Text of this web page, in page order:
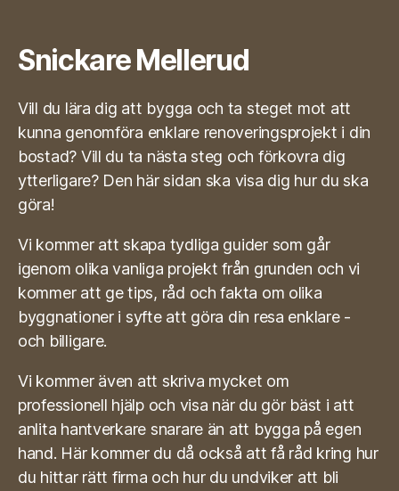
Snickare Mellerud
Vill du lära dig att bygga och ta steget mot att
kunna genomföra enklare renoveringsprojekt i din
bostad? Vill du ta nästa steg och förkovra dig
ytterligare? Den här sidan ska visa dig hur du ska
göra!
Vi kommer att skapa tydliga guider som går
igenom olika vanliga projekt från grunden och vi
kommer att ge tips, råd och fakta om olika
byggnationer i syfte att göra din resa enklare -
och billigare.
Vi kommer även att skriva mycket om
professionell hjälp och visa när du gör bäst i att
anlita hantverkare snarare än att bygga på egen
hand. Här kommer du då också att få råd kring hur
du hittar rätt firma och hur du undviker att bli